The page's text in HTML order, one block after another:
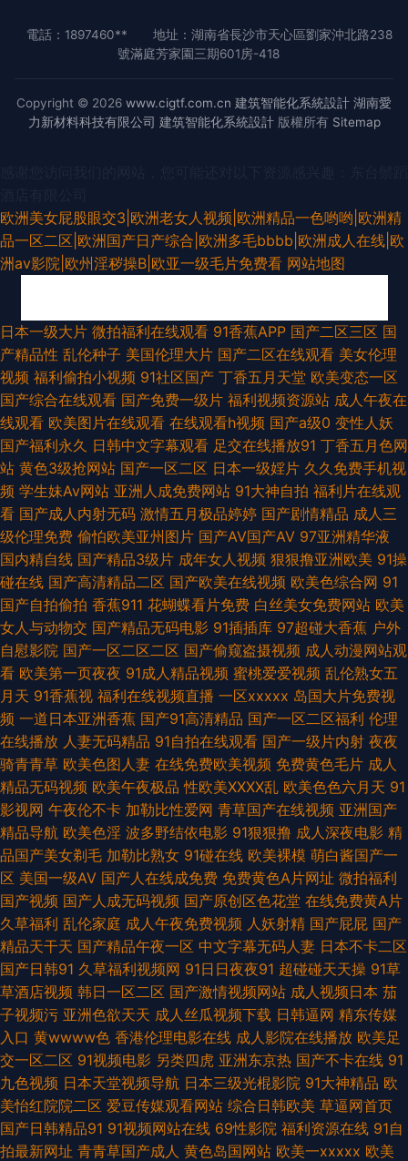
電話：1897460**
地址：湖南省長沙市天心區劉家沖北路238
號滿庭芳家園三期601房-418
Copyright © 2026 www.cigtf.com.cn 建筑智能化系統設計 湖南愛
力新材料科技有限公司 建筑智能化系統設計版權所有 Sitemap
欧洲美女屁股眼交3|欧洲老女人视频|欧洲精品一色哟哟|欧洲精
品一区二区|欧洲国产日产综合|欧洲多毛bbbb|欧洲成人在线|欧
洲av影院|欧州淫秽操B|欧亚一级毛片免费看 网站地图
在线观看成人 黄色视频大全网站 香蕉食品 国产h精品视频 老湿机97老司机
豆花社区吃瓜 91欧美色图久草 玖玖麻豆 在线天堂资源亚洲 91国产色情 97干
在线 伊人久久综合视频 国产日韩精品久久 免费操少妇 草莓视频最新章节 岛
国高清在线观看 蜜桃97夜夜做亚 成人五月花 大香蕉WWW 91含羞草福利社
蜜桃深夜福利 日逼无码视频 AV在线久草 欧美性爱先锋 超碰97成人 日韩天
堂 日韩AV网页 欧美A∨在线观看 97资源网 伊人福利导航 福利人AV 九九热超
碰 avav久 在线视频日韩有码 成人淫视频 性爱网日韩av 男人天堂v 51豆花
每日更新 天堂AV导航 成人福利黑料 国产91啪啪在线 老司机天天干 AV午夜
资源 国产少妇自慰高潮 成人微拍福利导航 av理论片在线 91美眉网 天美mv
二三入口 久草黄色网 国产精品欧美二区 日韩精品乱 91在现免费看 97色论精
品 韩国无码片 九一豆花网站 免费看的黄色网址 日韩电影网 午夜男人站 午夜
福利丝袜人妻 青草青草 狠狠退福利视频 AV导航福利 91快播 AV夜夜 第一福
利在线导航 国产草逼视频网 狠狠撸在线网站 国产传媒第四页 国语精品在线
久久 丝袜美腿足交 日韩无码磁力 超碰51黑料在线 九九热艹 大香蕉就去干
www91白丝 91爽片网站 福利导航网 日本小a网站 操免片视频 韩国av无码
观看 欧美性爱直播 美女91视频网站 91国产微拍 91精品论坛 91热资源站 白
丝91 人人槽人人 国产tv精品 天天肏屄网 婷婷亚洲情色 偷拍拍自超碰 黑丝足
交视频网站 国产成色免费在线 操操超碰 天堂社一区二区 黑丝插入中出 天天
日夜 狼友TV 超碰97在线播放 AV午夜看看 玖玖福利导航 精品99在线视频 精
日本一级大片 微拍福利在线观看 91香蕉APP 国产二区三区 国
产精品性 乱伦种子 美国伦理大片 国产二区在线观看 美女伦理
视频 福利偷拍小视频 91社区国产 丁香五月天堂 欧美变态一区
国产综合在线观看 国产免费一级片 福利视频资源站 成人午夜在
线观看 欧美图片在线观看 在线观看h视频 国产a级0 变性人妖
国产福利永久 日韩中文字幕观看 足交在线播放91 丁香五月色网
站 黄色3级抢网站 国产一区二区 日本一级婬片 久久免费手机视
频 学生妹Av网站 亚洲人成免费网站 91大神自拍 福利片在线观
看 国产成人内射无码 激情五月极品婷婷 国产剧情精品 成人三
级伦理免费 偷怕欧美亚州图片 国产AV国产AV 97亚洲精华液
国内精自线 国产精品3级片 成年女人视频 狠狠撸亚洲欧美 91操
碰在线 国产高清精品二区 国产欧美在线视频 欧美色综合网 91
国产自拍偷拍 香蕉911 花蝴蝶看片免费 白丝美女免费网站 欧美
女人与动物交 国产精品无码电影 91插插库 97超碰大香蕉 户外
自慰影院 国产一区二区二区 国产偷窥盗摄视频 成人动漫网站观
看 欧美第一页夜夜 91成人精品视频 蜜桃爱爱视频 乱伦熟女五
月天 91香蕉视 福利在线视频直播 一区xxxxx 岛国大片免费视
频 一道日本亚洲香蕉 国产91高清精品 国产一区二区福利 伦理
在线播放 人妻无码精品 91自拍在线观看 国产一级片内射 夜夜
骑青青草 欧美色图人妻 在线免费欧美视频 免费黄色毛片 成人
精品无码视频 欧美午夜极品 性欧美ⅩⅩⅩⅩ乱 欧美色色六月天 91
影视网 午夜伦不卡 加勒比性爱网 青草国产在线视频 亚洲国产
精品导航 欧美色淫 波多野结依电影 91狠狠撸 成人深夜电影 精
品国产美女剃毛 加勒比熟女 91碰在线 欧美裸模 萌白酱国产一
区 美国一级AV 国产人在线成免费 免费黄色A片网址 微拍福利
国产视频 国产人成无码视频 国产原创区色花堂 在线免费黄A片
久草福利 乱伦家庭 成人午夜免费视频 人妖射精 国产屁屁 国产
精品天干天 国产精品午夜一区 中文字幕无码人妻 日本不卡二区
国产日韩91 久草福利视频网 91日日夜夜91 超碰碰天天操 91草
草酒店视频 韩日一区二区 国产激情视频网站 成人视频日本 茄
子视频污 亚洲色欲天天 成人丝瓜视频下载 日韩逼网 精东传媒
入口 黄wwww色 香港伦理电影在线 成人影院在线播放 欧美足
交一区二区 91视频电影 另类四虎 亚洲东京热 国产不卡在线 91
九色视频 日本天堂视频导航 日本三级光棍影院 91大神精品 欧
美怡红院院二区 爱豆传媒观看网站 综合日韩欧美 草逼网首页
国产日韩精品91 91视频网站在线 69性影院 福利资源在线 91自
拍最新网址 青青草国产成人 黄色岛国网站 欧美一xxxxx 欧美